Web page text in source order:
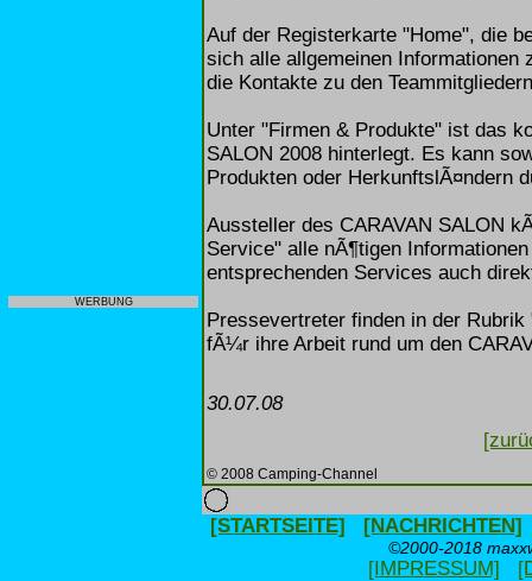
WERBUNG
Auf der Registerkarte "Home", die
sich alle allgemeinen Informationen
die Kontakte zu den
Unter "Firmen & Produkte" ist das
SALON 2008 hinterlegt. Es kann
Produkten oder HerkunftslÃ¤ndern
Aussteller des CARAVAN SALON
Service" alle nÃ¶tigen
entsprechenden Services auch
Pressevertreter finden in der
fÃ¼r ihre Arbeit rund um den
30.07.08
© 2008 Camping-Channel
[STARTSEITE] [NACHRICHTEN]
©2000-2018
[IMPRESSUM]